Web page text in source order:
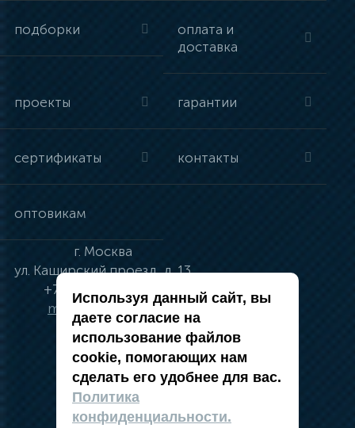
подборки
оплата и
доставка
проекты гарантии
сертификаты контакты
оптовикам
г. Москва
ул. Каширский проезд, д. 13
+7 (495) 134-41-83
moskva@vincci.ru
политика в отношении обработки
персональных данных
публичная оферта
Используя данный сайт, вы
даете согласие на
использование файлов
cookie, помогающих нам
сделать его удобнее для вас.
Политика
конфиденциальности.